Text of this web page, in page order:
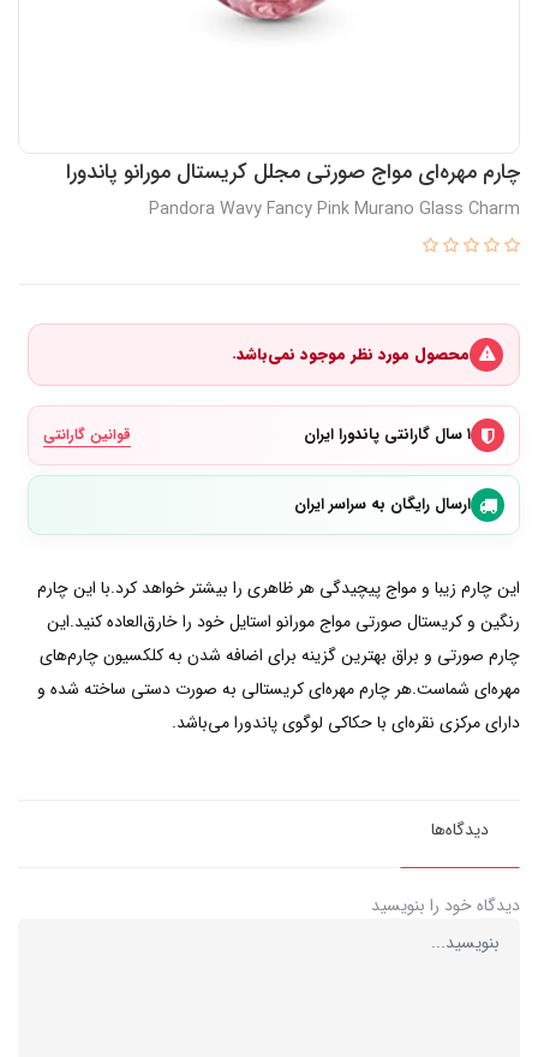
چارم مهره‌ای مواج صورتی مجلل کریستال مورانو پاندورا
Pandora Wavy Fancy Pink Murano Glass Charm
محصول مورد نظر موجود نمی‌باشد.
۱ سال گارانتی پاندورا ایران قوانین گارانتی
ارسال رایگان به سراسر ایران
این چارم زیبا و مواج پیچیدگی هر ظاهری را بیشتر خواهد کرد.با این چارم
رنگین و کریستال صورتی مواج مورانو استایل خود را خارق‌العاده کنید.این
چارم صورتی و براق بهترین گزینه برای اضافه شدن به کلکسیون چارم‌های
مهره‌ای شماست.هر چارم مهره‌ای کریستالی به صورت دستی ساخته شده و
دارای مرکزی نقره‌ای با حکاکی لوگوی پاندورا می‌باشد.
دیدگاه‌ها
دیدگاه خود را بنویسید